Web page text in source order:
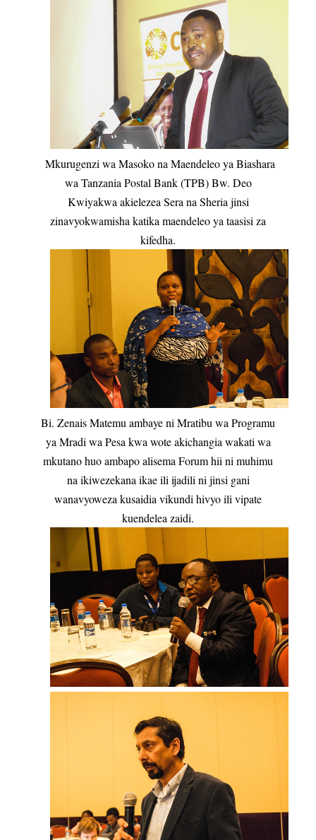
Mkurugenzi wa Masoko na Maendeleo ya Biashara
wa Tanzania Postal Bank (TPB) Bw. Deo
Kwiyakwa akielezea Sera na Sheria jinsi
zinavyokwamisha katika maendeleo ya taasisi za
kifedha.
Bi. Zenais Matemu ambaye ni Mratibu wa Programu
ya Mradi wa Pesa kwa wote akichangia wakati wa
mkutano huo ambapo alisema Forum hii ni muhimu
na ikiwezekana ikae ili ijadili ni jinsi gani
wanavyoweza kusaidia vikundi hivyo ili vipate
kuendelea zaidi.